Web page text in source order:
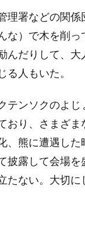
署などの関係
な）で木を削っ
んだりして、大
人もいた。
ンソクのよじ
おり、さまざま
、熊に遭遇した
披露して会場を
たない。大切